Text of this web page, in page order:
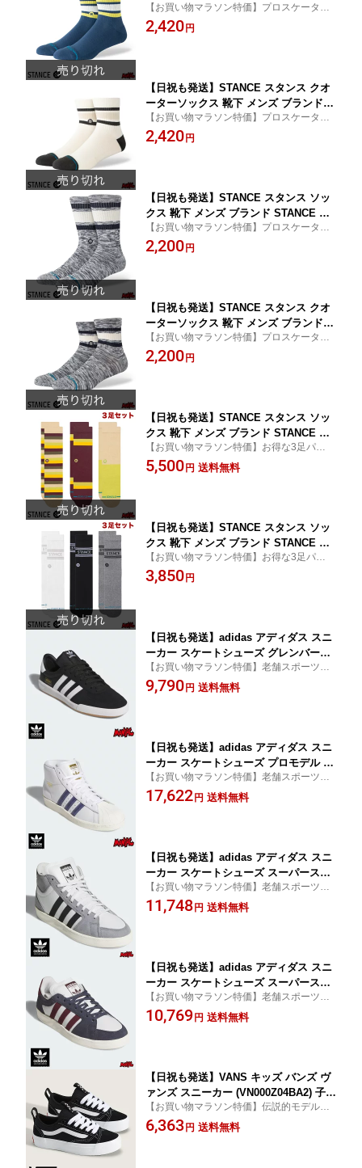
TANCE SOCKS BOYD QTR - DEEP TE
AL スケーターソックス ハーフソックス
【お買い物マラソン特価】プロスケーター
が作り上げるおしゃれなブランドソック
ス！
2,420円
【日祝も発送】STANCE スタンス クオ
ーターソックス 靴下 メンズ ブランド S
TANCE SOCKS BOYD QTR - GREY ス
ケーターソックス ハーフソックス ハー
【お買い物マラソン特価】プロスケーター
が作り上げるおしゃれなブランドソック
ス！
2,420円
【日祝も発送】STANCE スタンス ソッ
クス 靴下 メンズ ブランド STANCE SO
CKS SLUB BOYD CREW - BLUE スケ
ーターソックス ハイソックス メンズソ
【お買い物マラソン特価】プロスケーター
が作り上げるおしゃれなブランドソック
ス！
2,200円
【日祝も発送】STANCE スタンス クオ
ーターソックス 靴下 メンズ ブランド S
TANCE SOCKS SLUB BOYD QTR - BL
UE スケーターソックス ハーフソックス
【お買い物マラソン特価】プロスケーター
が作り上げるおしゃれなブランドソック
ス！
2,200円
【日祝も発送】STANCE スタンス ソッ
クス 靴下 メンズ ブランド STANCE SO
CKS UPSTATE CREW 3 PACK - GREE
N 3足セット スケーターソックス ハイソ
【お買い物マラソン特価】お得な3足パッ
ク！プロスケーターが作り上げるおしゃれ
なブランドソックス！
5,500円 送料無料
【日祝も発送】STANCE スタンス ソッ
クス 靴下 メンズ ブランド STANCE SO
CKS VITAL 3 PACK CREW - MULTI 3足
セット スケーターソックス ハイソック
【お買い物マラソン特価】お得な3足パッ
ク！プロスケーターが作り上げるおしゃれ
なブランドソックス！
3,850円
【日祝も発送】adidas アディダス スニ
ーカー スケートシューズ グレンバーン
GLENBURN HP3514 CORE BLACK / C
LOUD WHITE / GUM ブラック ホワイト
EBOARD
【お買い物マラソン特価】老舗スポーツブ
ランド adidas がリリースするスケートボー
ディングライン！
9,790円 送料無料
【日祝も発送】adidas アディダス スニ
ーカー スケートシューズ プロモデル P
RO MODEL 80 ADV KJ0210 CRYSTAL
WHITE / MUTED PURPLE / OFF WHIT
【お買い物マラソン特価】老舗スポーツブ
ランド adidas がリリースするスケートボー
ディングライン！
17,622円 送料無料
【日祝も発送】adidas アディダス スニ
ーカー スケートシューズ スーパースケ
ート SUPERSKATE KJ5031 グレー ホ
ワイト 靴 メンズ レディース ハイカッ
【お買い物マラソン特価】老舗スポーツブ
ランド adidas がリリースするスケートボー
ディングライン！
11,748円 送料無料
【日祝も発送】adidas アディダス スニ
ーカー スケートシューズ スーパースケ
ート ロー SUPERSKATE LOW KJ5088
ネイビー ホワイト マルーン 靴 メンズ
【お買い物マラソン特価】老舗スポーツブ
ランド adidas がリリースするスケートボー
ディングライン！
10,769円 送料無料
【日祝も発送】VANS キッズ バンズ ヴ
ァンズ スニーカー (VN000Z04BA2) 子供
用 SKATE OLD SKOOL 36+ BLACK/W
HITE スケート オールドスクール 子供
【お買い物マラソン特価】伝説的モデル「S
tyle 36（Old Skool）」を、キッズ向けにア
ップデートされた Skate Old Skool 36+！
6,363円 送料無料